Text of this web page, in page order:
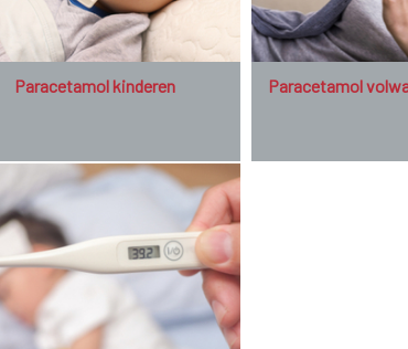
Paracetamol kinderen Paracetamol